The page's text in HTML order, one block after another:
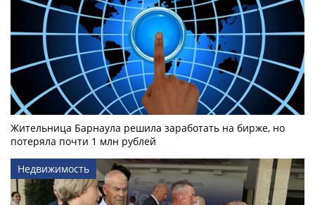
Жительница Барнаула решила заработать на бирже, но
потеряла почти 1 млн рублей
Недвижимость